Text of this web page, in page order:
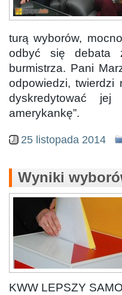
turą wyborów,
odbyć się debata
burmistrza. Pani
odpowiedzi,
dyskredytować
amerykankę”.
25 listopada 2014
Wyniki
KWW LEPSZY